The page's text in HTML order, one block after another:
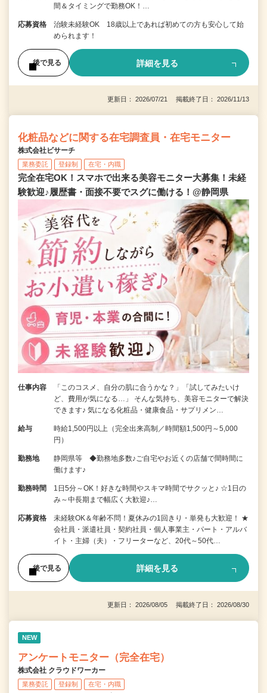
間＆タイミングで勤務OK！…
応募資格
治験未経験OK 18歳以上であれば初めての方も安心して始
められます！
後で見る 詳細を見る
更新日： 2026/07/21 掲載終了日： 2026/11/13
化粧品などに関する在宅調査員・在宅モニター
株式会社ビサーチ
業務委託 登録制 在宅・内職
完全在宅OK！スマホで出来る美容モニター大募集！未経
験歓迎♪履歴書・面接不要でスグに働ける！@静岡県
仕事内容
「このコスメ、自分の肌に合うかな？」「試してみたいけ
ど、費用が気になる…」 そんな気持ち、美容モニターで解決
できます♪ 気になる化粧品・健康食品・サプリメン…
給与
時給1,500円以上（完全出来高制／時間額1,500円～5,000
円）
勤務地
静岡県等 ◆勤務地多数♪ご自宅やお近くの店舗で間時間に
働けます♪
勤務時間
1日5分～OK！好きな時間やスキマ時間でサクッと♪ ☆1日の
み～中長期まで幅広く大歓迎♪…
応募資格
未経験OK＆年齢不問！夏休みの1回きり・単発も大歓迎！ ★
会社員・派遣社員・契約社員・個人事業主・パート・アルバ
イト・主婦（夫）・フリーターなど、20代～50代…
後で見る 詳細を見る
更新日： 2026/08/05 掲載終了日： 2026/08/30
NEW
アンケートモニター（完全在宅）
株式会社 クラウドワーカー
業務委託 登録制 在宅・内職